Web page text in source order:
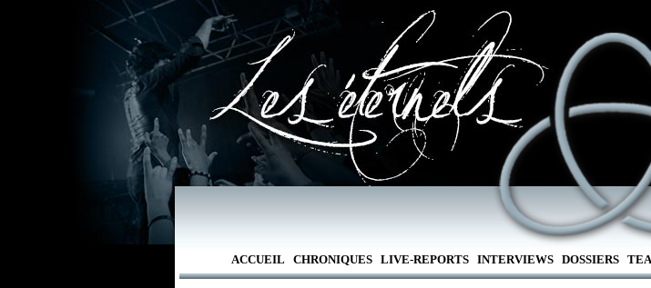
ACCUEIL CHRONIQUES LIVE-REPORTS INTERVIEWS DOSSIERS